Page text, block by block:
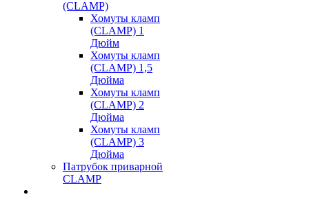
(CLAMP)
Хомуты кламп
(CLAMP) 1
Дюйм
Хомуты кламп
(CLAMP) 1,5
Дюйма
Хомуты кламп
(CLAMP) 2
Дюйма
Хомуты кламп
(CLAMP) 3
Дюйма
Патрубок приварной
CLAMP